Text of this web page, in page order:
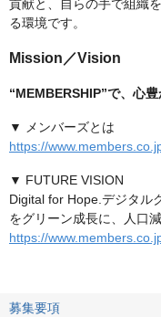
貢献と、自らの手で組織
る環境です。
Mission／Vision
“MEMBERSHIP”で、心
▼ メンバーズとは
https://
▼ FUTURE VISION
Digital for Hope.デジタル
をグリーン成長に、人口
https://
募集要項